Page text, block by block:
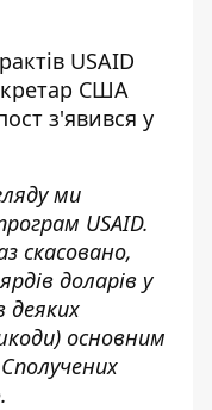
USAID
США
з'явився у
ми
USAID.
скасовано,
доларів у
деяких
основним